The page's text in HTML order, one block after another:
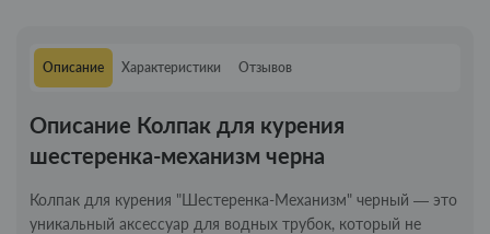
Описание Характеристики Отзывов
Описание Колпак для курения
шестеренка-механизм черна
Колпак для курения "Шестеренка-Механизм" черный — это
уникальный аксессуар для водных трубок, который не